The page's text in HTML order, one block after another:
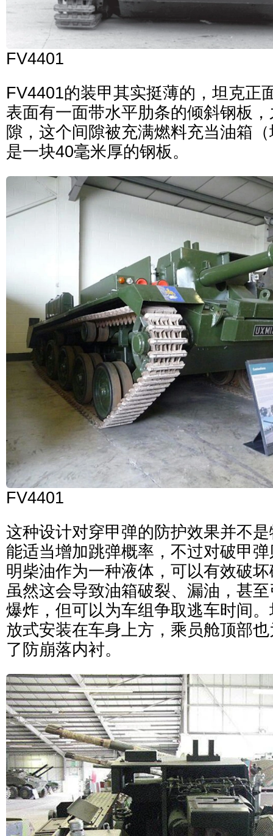
FV4401
FV4401的装甲其实挺薄的，坦克正
表面有一面带水平肋条的倾斜钢板
隙，这个间隙被充满燃料充当油箱
是一块40毫米厚的钢板。
FV4401
这种设计对穿甲弹的防护效果并不
能适当增加跳弹概率，不过对破甲
明柴油作为一种液体，可以有效破
虽然这会导致油箱破裂、漏油，甚
爆炸，但可以为车组争取逃车时间
放式安装在车身上方，乘员舱顶部
了防崩落内衬。